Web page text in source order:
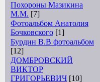
Похороны Мазикина
М.М. [7]
Фотоальбом Анатолия
Бочковского [1]
Бурдин В.В фотоальбом
[12]
ДОМБРОВСКИЙ
ВИКТОР
ГРИГОРЬЕВИЧ [10]